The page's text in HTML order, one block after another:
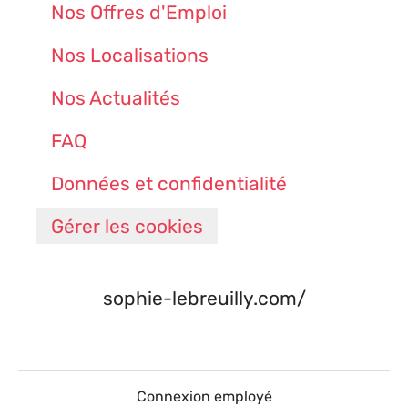
Nos Offres d'Emploi
Nos Localisations
Nos Actualités
FAQ
Données et confidentialité
Gérer les cookies
sophie-lebreuilly.com/
Connexion employé